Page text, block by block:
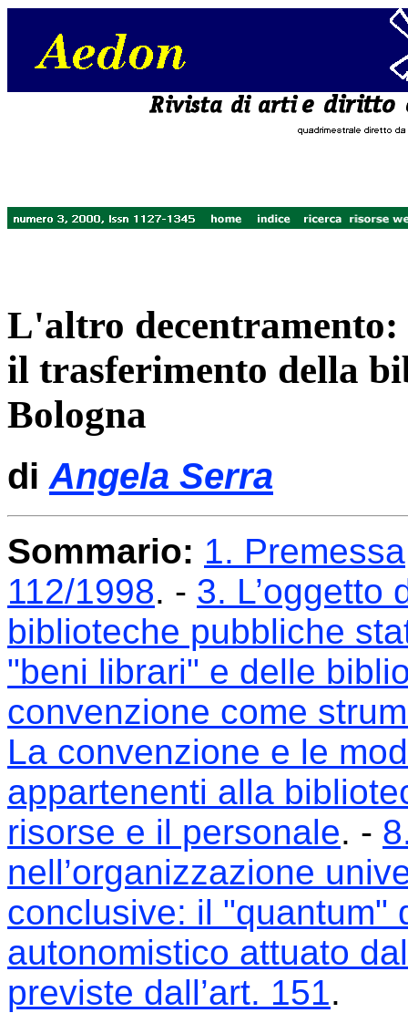
L'altro decentramento:
il trasferimento della
Bologna
di Angela Serra
Sommario: 1. Premessa
112/1998. - 3. L’oggetto
biblioteche pubbliche
"beni librari" e delle
convenzione come
La convenzione e le
appartenenti alla
risorse e il personale. -
nell’organizzazione
conclusive: il "quantum"
autonomistico attuato
previste dall’art. 151.